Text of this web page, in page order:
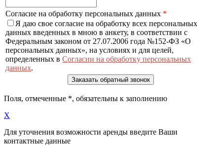
Согласие на обработку персональных данных *
Я даю свое согласие на обработку всех персональных
данных введенных в мною в анкету, в соответствии с
Федеральным законом от 27.07.2006 года №152-ФЗ «О
персональных данных», на условиях и для целей,
определенных в Согласии на обработку персональных
данных.
Поля, отмеченные *, обязательны к заполнению
X
Для уточнения возможности аренды введите Ваши
контактные данные